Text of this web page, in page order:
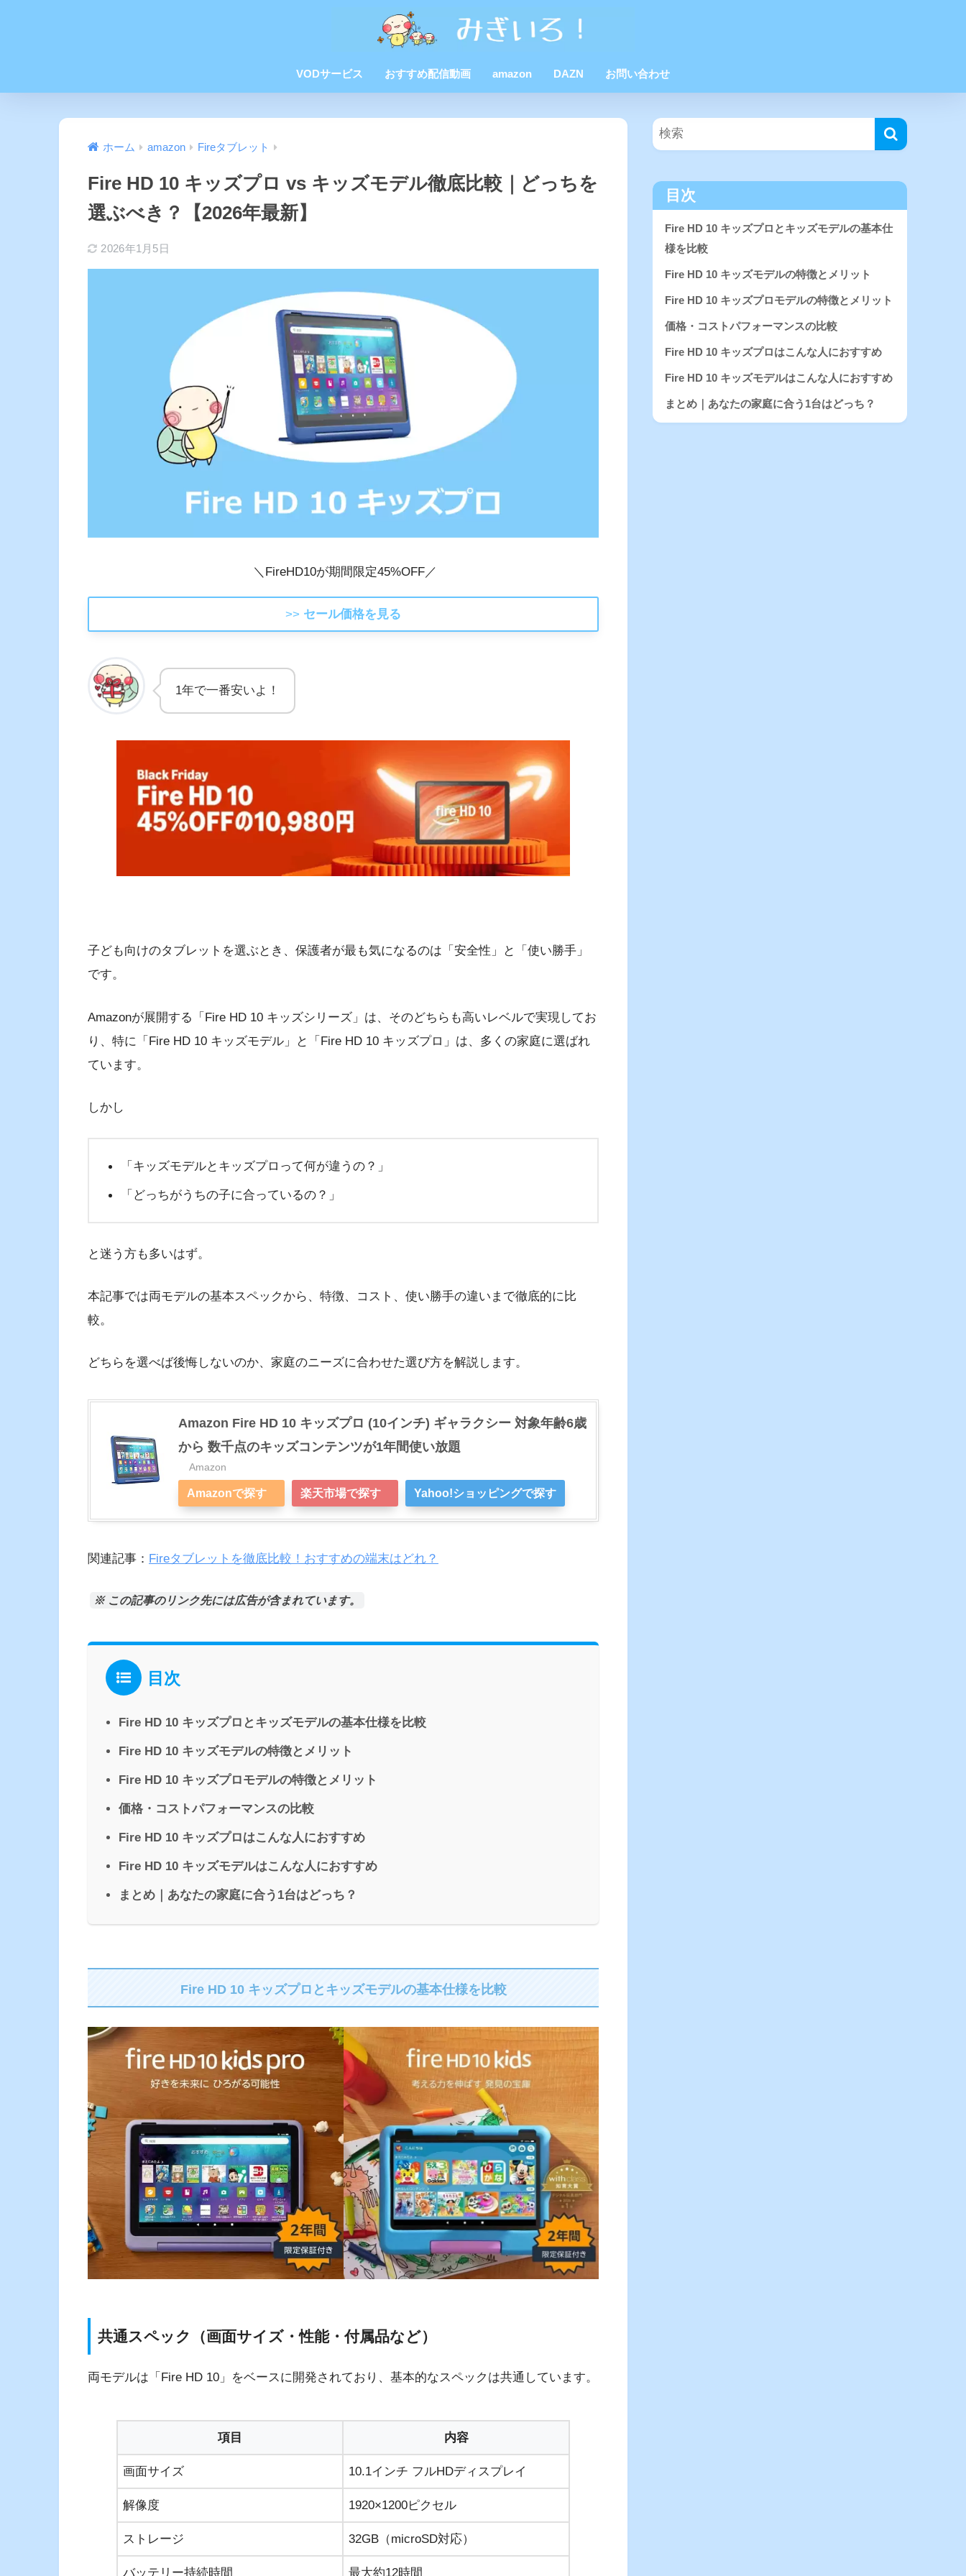
VODサービス おすすめ配信動画 amazon DAZN お問い合わせ
ホーム amazon Fireタブレット
Fire HD 10 キッズプロ vs キッズモデル徹底比較｜どっちを
選ぶべき？【2026年最新】
2026年1月5日
＼FireHD10が期間限定45%OFF／
>> セール価格を見る
1年で一番安いよ！
子ども向けのタブレットを選ぶとき、保護者が最も気になるのは「安全性」と「使い勝手」
です。
Amazonが展開する「Fire HD 10 キッズシリーズ」は、そのどちらも高いレベルで実現してお
り、特に「Fire HD 10 キッズモデル」と「Fire HD 10 キッズプロ」は、多くの家庭に選ばれ
ています。
しかし
「キッズモデルとキッズプロって何が違うの？」
「どっちがうちの子に合っているの？」
と迷う方も多いはず。
本記事では両モデルの基本スペックから、特徴、コスト、使い勝手の違いまで徹底的に比
較。
どちらを選べば後悔しないのか、家庭のニーズに合わせた選び方を解説します。
Amazon Fire HD 10 キッズプロ (10インチ) ギャラクシー 対象年齢6歳
から 数千点のキッズコンテンツが1年間使い放題
Amazon
Amazonで探す 楽天市場で探す Yahoo!ショッピングで探す
関連記事： Fireタブレットを徹底比較！おすすめの端末はどれ？
※ この記事のリンク先には広告が含まれています。
目次
Fire HD 10 キッズプロとキッズモデルの基本仕様を比較
Fire HD 10 キッズモデルの特徴とメリット
Fire HD 10 キッズプロモデルの特徴とメリット
価格・コストパフォーマンスの比較
Fire HD 10 キッズプロはこんな人におすすめ
Fire HD 10 キッズモデルはこんな人におすすめ
まとめ｜あなたの家庭に合う1台はどっち？
Fire HD 10 キッズプロとキッズモデルの基本仕様を比較
共通スペック（画面サイズ・性能・付属品など）
両モデルは「Fire HD 10」をベースに開発されており、基本的なスペックは共通しています。
項目 内容
画面サイズ 10.1インチ フルHDディスプレイ
解像度 1920×1200ピクセル
ストレージ 32GB（microSD対応）
バッテリー持続時間 最大約12時間
目次
Fire HD 10 キッズプロとキッズモデルの基本仕
様を比較
Fire HD 10 キッズモデルの特徴とメリット
Fire HD 10 キッズプロモデルの特徴とメリット
価格・コストパフォーマンスの比較
Fire HD 10 キッズプロはこんな人におすすめ
Fire HD 10 キッズモデルはこんな人におすすめ
まとめ｜あなたの家庭に合う1台はどっち？